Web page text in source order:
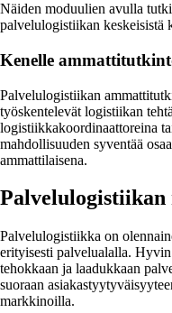
Näiden moduulien avulla
palvelulogistiikan keskeisistä
Kenelle
Palvelulogistiikan
työskentelevät logistiikan
logistiikkakoordinaattoreina
mahdollisuuden syventää
ammattilaisena.
Palvelulogistiikka on
erityisesti palvelualalla.
tehokkaan ja laadukkaan
suoraan
markkinoilla.